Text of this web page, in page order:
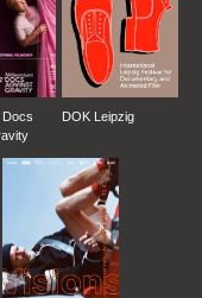
Docs
DOK Leipzig